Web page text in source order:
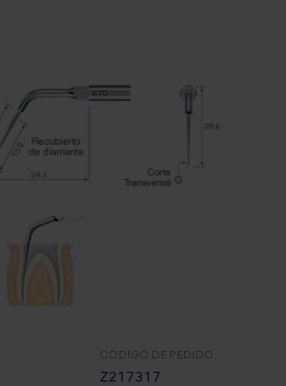
CÓDIGO DE PEDIDO:
Z217317